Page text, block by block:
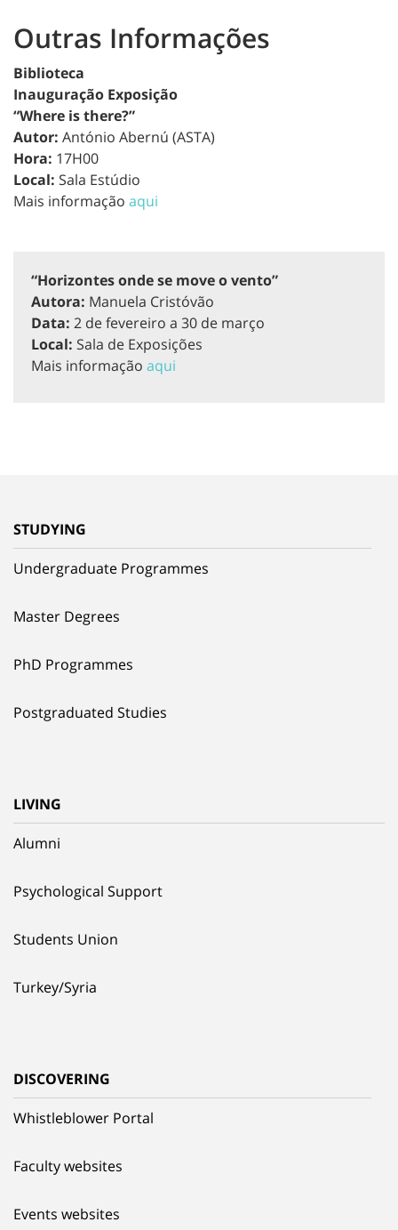
Outras Informações
Biblioteca
Inauguração Exposição
“Where is there?”
Autor: António Abernú (ASTA)
Hora: 17H00
Local: Sala Estúdio
Mais informação aqui
“Horizontes onde se move o vento”
Autora: Manuela Cristóvão
Data: 2 de fevereiro a 30 de março
Local: Sala de Exposições
Mais informação aqui
STUDYING
Undergraduate Programmes
Master Degrees
PhD Programmes
Postgraduated Studies
LIVING
Alumni
Psychological Support
Students Union
Turkey/Syria
DISCOVERING
Whistleblower Portal
Faculty websites
Events websites